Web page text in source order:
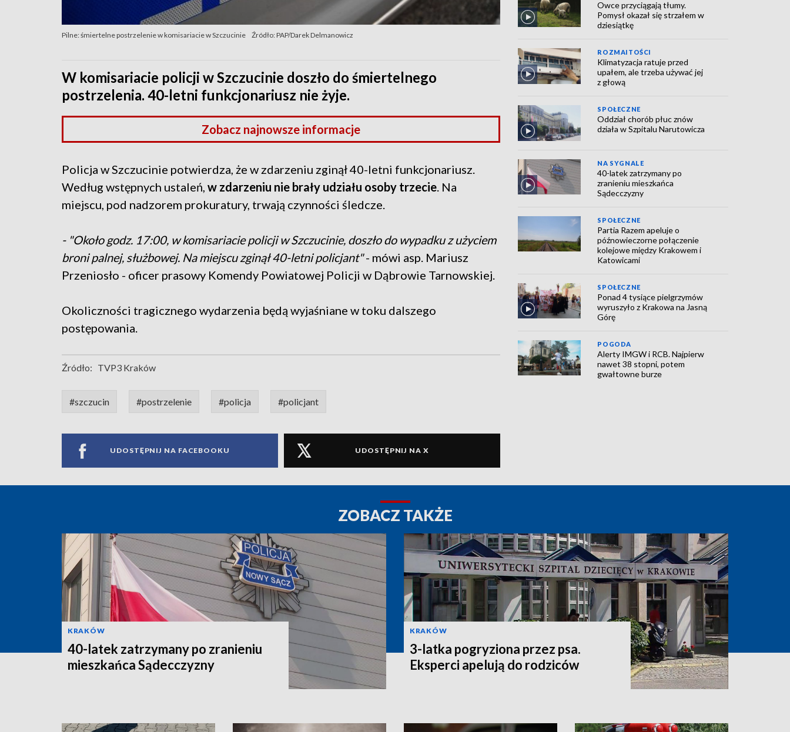
Pilne: śmiertelne postrzelenie w komisariacie w Szczucinie Źródło: PAP/Darek Delmanowicz
W komisariacie policji w Szczucinie doszło do śmiertelnego
postrzelenia. 40-letni funkcjonariusz nie żyje.
Zobacz najnowsze informacje
Policja w Szczucinie potwierdza, że w zdarzeniu zginął 40-letni funkcjonariusz.
Według wstępnych ustaleń, w zdarzeniu nie brały udziału osoby trzecie . Na
miejscu, pod nadzorem prokuratury, trwają czynności śledcze.
- "Około godz. 17:00, w komisariacie policji w Szczucinie, doszło do wypadku z użyciem
broni palnej, służbowej. Na miejscu zginął 40-letni policjant"- mówi asp. Mariusz
Przeniosło - oficer prasowy Komendy Powiatowej Policji w Dąbrowie Tarnowskiej.
Okoliczności tragicznego wydarzenia będą wyjaśniane w toku dalszego
postępowania.
Źródło: TVP3 Kraków
#szczucin #postrzelenie #policja #policjant
UDOSTĘPNIJ NA FACEBOOKU UDOSTĘPNIJ NA X
Owce przyciągają tłumy.
Pomysł okazał się strzałem w
dziesiątkę
ROZMAITOŚCI
Klimatyzacja ratuje przed
upałem, ale trzeba używać jej
z głową
SPOŁECZNE
Oddział chorób płuc znów
działa w Szpitalu Narutowicza
NA SYGNALE
40-latek zatrzymany po
zranieniu mieszkańca
Sądecczyzny
SPOŁECZNE
Partia Razem apeluje o
późnowieczorne połączenie
kolejowe między Krakowem i
Katowicami
SPOŁECZNE
Ponad 4 tysiące pielgrzymów
wyruszyło z Krakowa na Jasną
Górę
POGODA
Alerty IMGW i RCB. Najpierw
nawet 38 stopni, potem
gwałtowne burze
ZOBACZ TAKŻE
KRAKÓW
40-latek zatrzymany po zranieniu
mieszkańca Sądecczyzny
KRAKÓW
3-latka pogryziona przez psa.
Eksperci apelują do rodziców